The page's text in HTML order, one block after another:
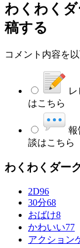
わくわく
稿する
コメント内容を
レ
はこちら
報
談はこちら
わくわくダー
2D96
30分68
おばけ8
かわいい77
アクション